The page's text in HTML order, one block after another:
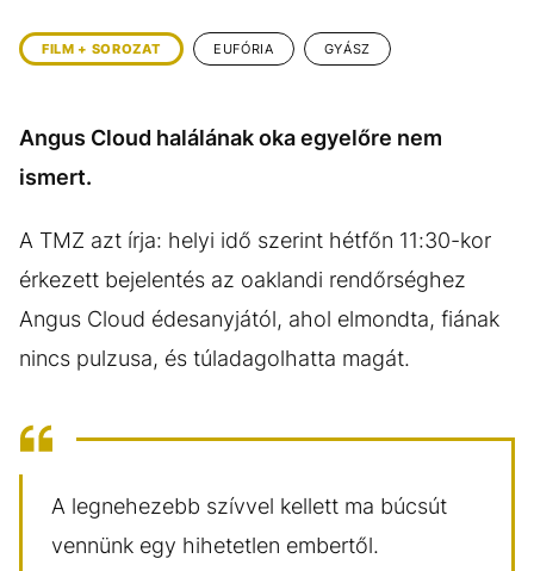
ÉLETMÓD DESIGN
VIDEÓ TÖRTÉNETEK
FILM + SOROZAT EUFÓRIA GYÁSZ
Angus Cloud halálának oka egyelőre nem
ismert.
A TMZ azt írja: helyi idő szerint hétfőn 11:30-kor
érkezett bejelentés az oaklandi rendőrséghez
Angus Cloud édesanyjától, ahol elmondta, fiának
nincs pulzusa, és túladagolhatta magát.
A legnehezebb szívvel kellett ma búcsút
vennünk egy hihetetlen embertől.